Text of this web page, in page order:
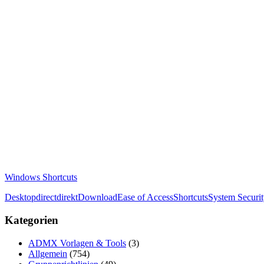
Windows Shortcuts
DesktopdirectdirektDownloadEase of AccessShortcutsSystem
Kategorien
ADMX Vorlagen & Tools (3)
Allgemein (754)